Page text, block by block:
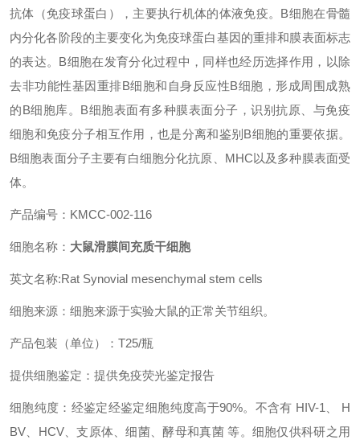
抗体（免疫球蛋白），主要执行机体的体液免疫。B细胞在骨髓
内分化各阶段的主要变化为免疫球蛋白基因的重排和膜表面标志
的表达。B细胞在发育分化过程中，同样也经历选择作用，以除
去非功能性基因重排B细胞和自身反应性B细胞，形成周围成熟
的B细胞库。B细胞表面有多种膜表面分子，识别抗原、与免疫
细胞和免疫分子相互作用，也是分离和鉴别B细胞的重要依据。
B细胞表面分子主要有白细胞分化抗原、MHC以及多种膜表面受
体。
产品编号：KMCC-002-116
细胞名称： 大鼠滑膜间充质干细胞
英文名称:Rat Synovial mesenchymal stem cells
细胞来源：细胞来源于实验大鼠的正常关节组织。
产品包装（单位）：T25/瓶
提供细胞鉴定：提供免疫荧光鉴定报告
细胞纯度：经鉴定经鉴定细胞纯度高于90%。不含有 HIV-1、 H
BV、HCV、支原体、细菌、酵母和真菌 等。细胞仅供科研之用